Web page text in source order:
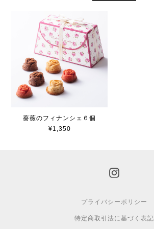
薔薇のフィナンシェ６個
¥1,350
プライバシーポリシー
特定商取引法に基づく表記